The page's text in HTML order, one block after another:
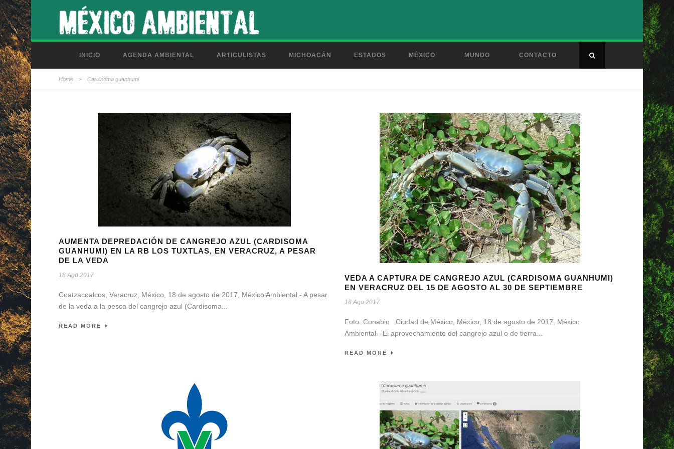
INICIO AGENDA AMBIENTAL ARTICULISTAS MICHOACÁN ESTADOS MÉXICO MUNDO CONTACTO
Home > Cardisoma guanhumi
AUMENTA DEPREDACIÓN DE CANGREJO AZUL (CARDISOMA
GUANHUMI) EN LA RB LOS TUXTLAS, EN VERACRUZ, A PESAR
DE LA VEDA
18 Ago 2017
Coatzacoalcos, Veracruz, México, 18 de agosto de 2017, México Ambiental.- A pesar
de la veda a la pesca del cangrejo azul (Cardisoma...
READ MORE
VEDA A CAPTURA DE CANGREJO AZUL (CARDISOMA GUANHUMI)
EN VERACRUZ DEL 15 DE AGOSTO AL 30 DE SEPTIEMBRE
18 Ago 2017
Foto: Conabio Ciudad de México, México, 18 de agosto de 2017, México
Ambiental.- El aprovechamiento del cangrejo azul o de tierra...
READ MORE